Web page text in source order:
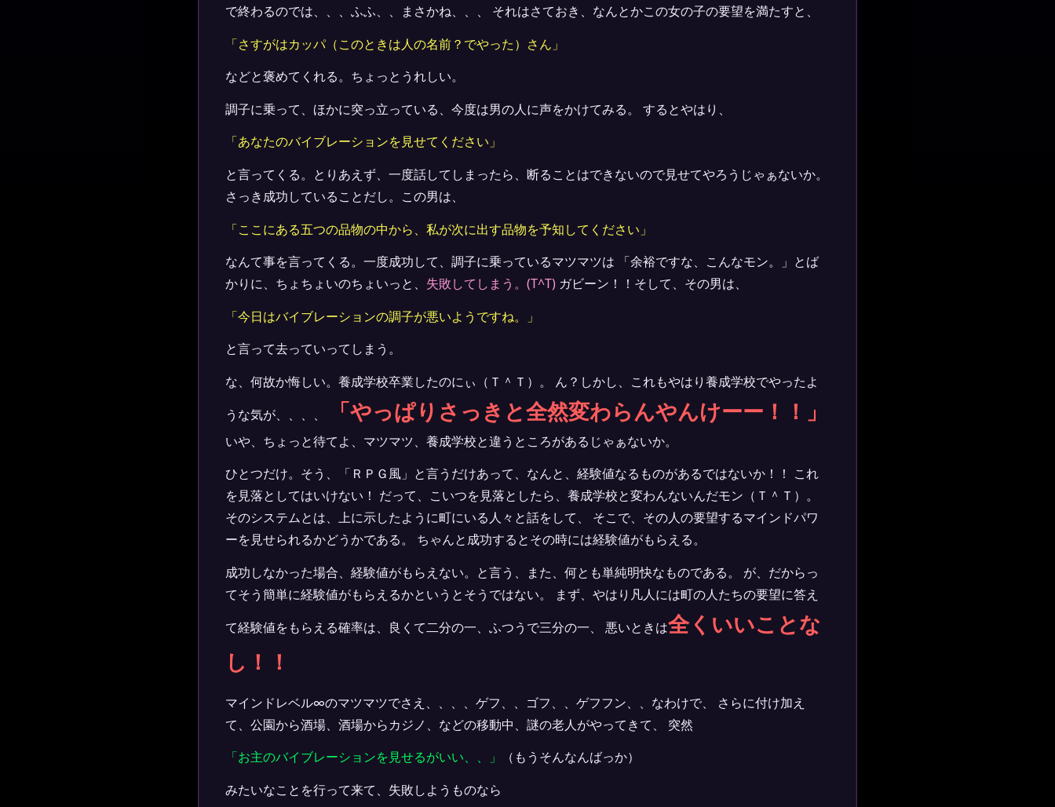
で終わるのでは、、、ふふ、、まさかね、、、 それはさておき、なんとかこの女の子の要望を満たすと、
「さすがはカッパ（このときは人の名前？でやった）さん」
などと褒めてくれる。ちょっとうれしい。
調子に乗って、ほかに突っ立っている、今度は男の人に声をかけてみる。 するとやはり、
「あなたのバイブレーションを見せてください」
と言ってくる。とりあえず、一度話してしまったら、断ることはできないので見せてやろうじゃぁないか。
さっき成功していることだし。この男は、
「ここにある五つの品物の中から、私が次に出す品物を予知してください」
なんて事を言ってくる。一度成功して、調子に乗っているマツマツは 「余裕ですな、こんなモン。」とば
かりに、ちょちょいのちょいっと、 失敗してしまう。(T^T) ガビーン！！そして、その男は、
「今日はバイブレーションの調子が悪いようですね。」
と言って去っていってしまう。
な、何故か悔しい。養成学校卒業したのにぃ（Ｔ＾Ｔ）。 ん？しかし、これもやはり養成学校でやったよ
うな気が、、、、
「やっぱりさっきと全然変わらんやんけーー！！」
いや、ちょっと待てよ、マツマツ、養成学校と違うところがあるじゃぁないか。
ひとつだけ。そう、「ＲＰＧ風」と言うだけあって、なんと、経験値なるものがあるではないか！！ これ
を見落としてはいけない！ だって、こいつを見落としたら、養成学校と変わんないんだモン（Ｔ＾Ｔ）。
そのシステムとは、上に示したように町にいる人々と話をして、 そこで、その人の要望するマインドパワ
ーを見せられるかどうかである。 ちゃんと成功するとその時には経験値がもらえる。
成功しなかった場合、経験値がもらえない。と言う、また、何とも単純明快なものである。 が、だからっ
てそう簡単に経験値がもらえるかというとそうではない。 まず、やはり凡人には町の人たちの要望に答え
て経験値をもらえる確率は、良くて二分の一、ふつうで三分の一、 悪いときは全くいいことな
し！！
マインドレベル∞のマツマツでさえ、、、、ゲフ、、ゴフ、、ゲフフン、、なわけで、 さらに付け加え
て、公園から酒場、酒場からカジノ、などの移動中、謎の老人がやってきて、 突然
「お主のバイブレーションを見せるがいい、、」
（もうそんなんばっか）
みたいなことを行って来て、失敗しようものなら